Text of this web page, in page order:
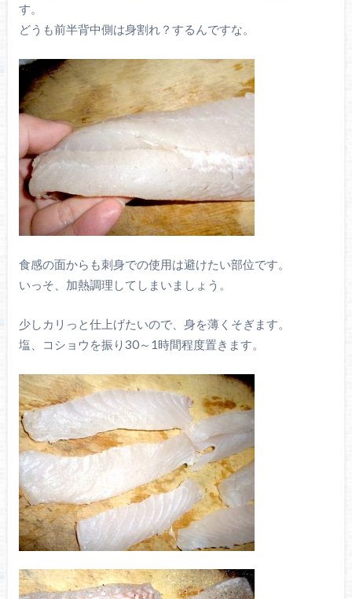
す。
どうも前半背中側は身割れ？するんですな。
食感の面からも刺身での使用は避けたい部位です。
いっそ、加熱調理してしまいましょう。
少しカリっと仕上げたいので、身を薄くそぎます。
塩、コショウを振り30～1時間程度置きます。